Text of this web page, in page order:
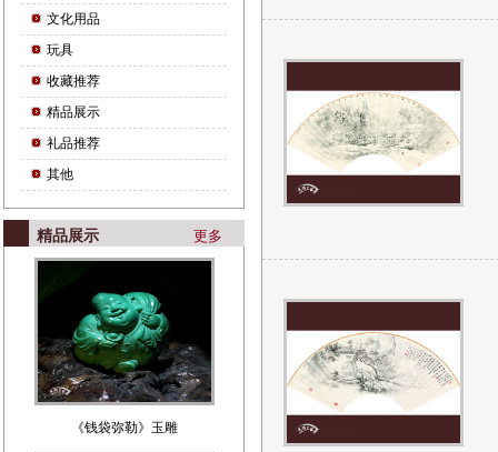
文化用品
玩具
收藏推荐
精品展示
礼品推荐
其他
精品展示 更多
《钱袋弥勒》玉雕